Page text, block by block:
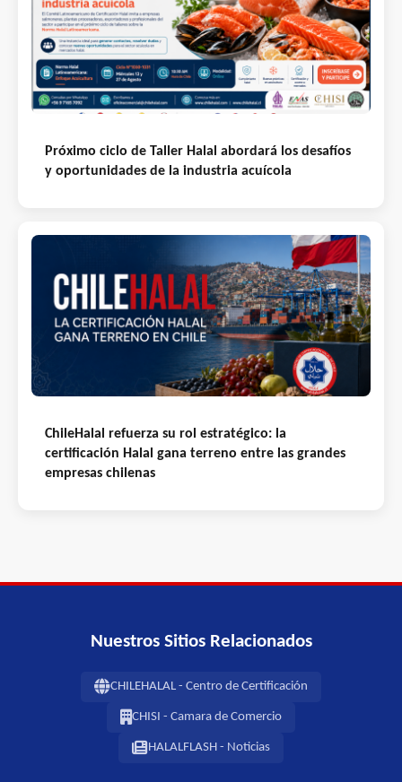
Próximo ciclo de Taller Halal abordará los desafíos
y oportunidades de la industria acuícola
ChileHalal refuerza su rol estratégico: la
certificación Halal gana terreno entre las grandes
empresas chilenas
Nuestros Sitios Relacionados
CHILEHALAL - Centro de Certificación
CHISI - Camara de Comercio
HALALFLASH - Noticias